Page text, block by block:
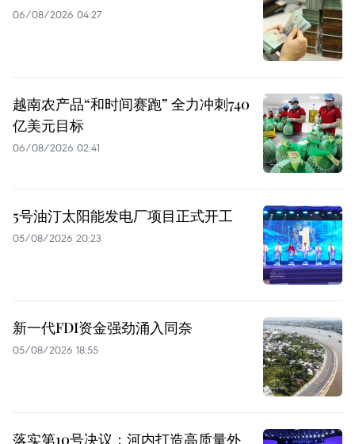
06/08/2026 04:27
越南农产品“和时间赛跑” 全力冲刺740
亿美元目标
06/08/2026 02:41
5号油汀太阳能发电厂项目正式开工
05/08/2026 20:23
新一代FDI资金强劲涌入同奈
05/08/2026 18:55
落实第10号决议：河内打造高质量外